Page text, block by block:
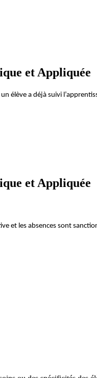
et Appliquée
élève a déjà suivi
et Appliquée
et les absences sont